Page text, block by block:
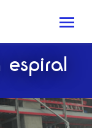
espiral